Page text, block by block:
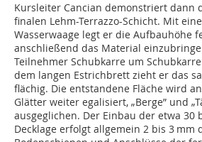
Kursleiter Cancian demonstriert dann
finalen Lehm-Terrazzo-Schicht. Mit
Wasserwaage legt er die Aufbauhöhe
anschließend das Material
Teilnehmer Schubkarre um
dem langen Estrichbrett zieht er das
flächig. Die entstandene Fläche wird
Glätter weiter egalisiert, „Berge” und
ausgeglichen. Der Einbau der etwa 30
Decklage erfolgt allgemein 2 bis 3 mm